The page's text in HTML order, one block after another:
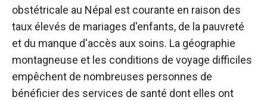
obstétricale au Népal est courante en raison des
taux élevés de mariages d'enfants, de la pauvreté
et du manque d'accès aux soins. La géographie
montagneuse et les conditions de voyage difficiles
empêchent de nombreuses personnes de
bénéficier des services de santé dont elles ont